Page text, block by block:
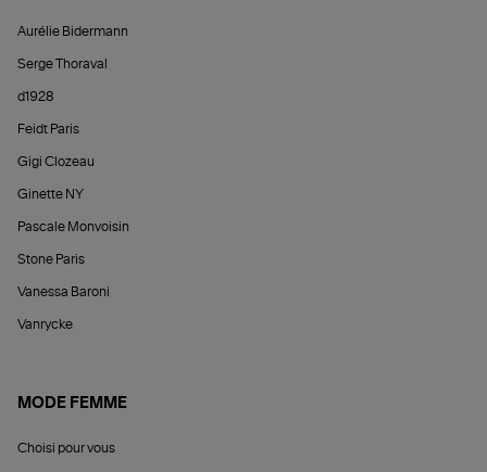
Aurélie Bidermann
Serge Thoraval
d1928
Feidt Paris
Gigi Clozeau
Ginette NY
Pascale Monvoisin
Stone Paris
Vanessa Baroni
Vanrycke
MODE FEMME
Choisi pour vous